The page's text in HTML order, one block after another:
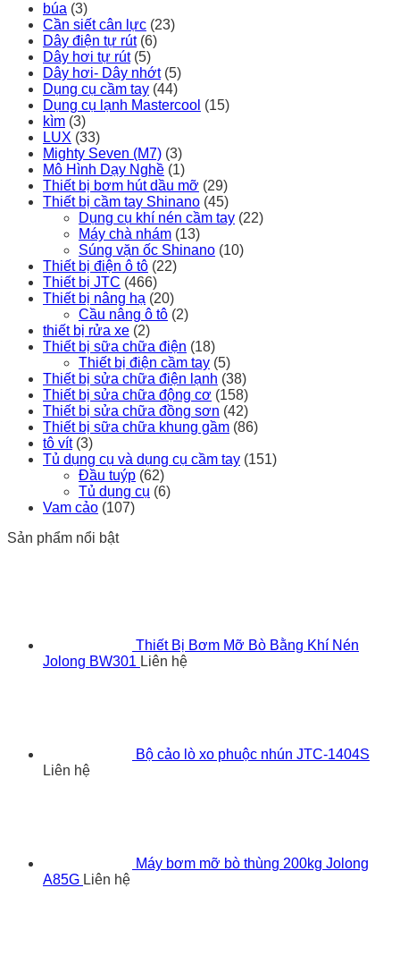
búa (3)
Cần siết cân lực (23)
Dây điện tự rút (6)
Dây hơi tự rút (5)
Dây hơi- Dây nhớt (5)
Dụng cụ cầm tay (44)
Dụng cụ lạnh Mastercool (15)
kìm (3)
LUX (33)
Mighty Seven (M7) (3)
Mô Hình Dạy Nghề (1)
Thiết bị bơm hút dầu mỡ (29)
Thiết bị cầm tay Shinano (45)
Dụng cụ khí nén cầm tay (22)
Máy chà nhám (13)
Súng vặn ốc Shinano (10)
Thiết bị điện ô tô (22)
Thiết bị JTC (466)
Thiết bị nâng hạ (20)
Cầu nâng ô tô (2)
thiết bị rửa xe (2)
Thiết bị sữa chữa điện (18)
Thiết bị điện cầm tay (5)
Thiết bị sửa chữa điện lạnh (38)
Thiết bị sửa chữa động cơ (158)
Thiết bị sửa chữa đồng sơn (42)
Thiết bị sữa chữa khung gầm (86)
tô vít (3)
Tủ dụng cụ và dụng cụ cầm tay (151)
Đầu tuýp (62)
Tủ dụng cụ (6)
Vam cảo (107)
Sản phẩm nổi bật
Thiết Bị Bơm Mỡ Bò Bằng Khí Nén
Jolong BW301 Liên hệ
Bộ cảo lò xo phuộc nhún JTC-1404S
Liên hệ
Máy bơm mỡ bò thùng 200kg Jolong
A85G Liên hệ